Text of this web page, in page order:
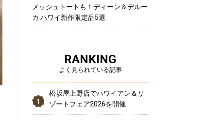
メッシュトートも！ディーン＆デルー
カ ハワイ新作限定品5選
RANKING
よく見られている記事
松坂屋上野店でハワイアン＆リ
ゾートフェア2026を開催